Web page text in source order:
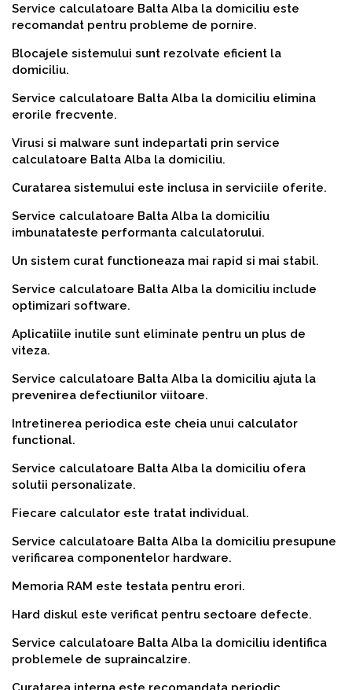
Service calculatoare Balta Alba la domiciliu este
recomandat pentru probleme de pornire.
Blocajele sistemului sunt rezolvate eficient la
domiciliu.
Service calculatoare Balta Alba la domiciliu elimina
erorile frecvente.
Virusi si malware sunt indepartati prin service
calculatoare Balta Alba la domiciliu.
Curatarea sistemului este inclusa in serviciile oferite.
Service calculatoare Balta Alba la domiciliu
imbunatateste performanta calculatorului.
Un sistem curat functioneaza mai rapid si mai stabil.
Service calculatoare Balta Alba la domiciliu include
optimizari software.
Aplicatiile inutile sunt eliminate pentru un plus de
viteza.
Service calculatoare Balta Alba la domiciliu ajuta la
prevenirea defectiunilor viitoare.
Intretinerea periodica este cheia unui calculator
functional.
Service calculatoare Balta Alba la domiciliu ofera
solutii personalizate.
Fiecare calculator este tratat individual.
Service calculatoare Balta Alba la domiciliu presupune
verificarea componentelor hardware.
Memoria RAM este testata pentru erori.
Hard diskul este verificat pentru sectoare defecte.
Service calculatoare Balta Alba la domiciliu identifica
problemele de supraincalzire.